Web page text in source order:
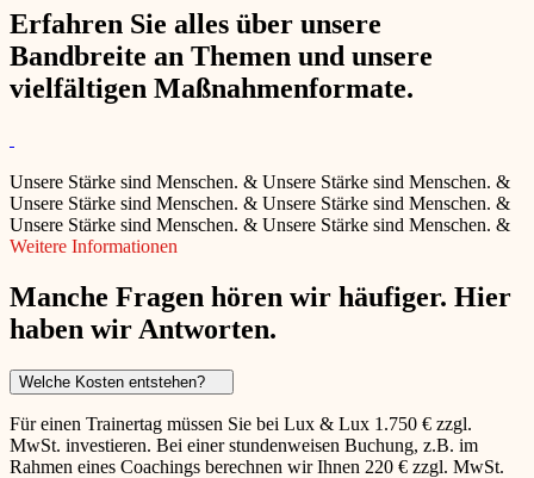
Erfahren Sie alles über unsere
Bandbreite an Themen und unsere
vielfältigen Maßnahmenformate.
Unsere Stärke sind Menschen. & Unsere Stärke sind Menschen. &
Unsere Stärke sind Menschen. & Unsere Stärke sind Menschen. &
Unsere Stärke sind Menschen. & Unsere Stärke sind Menschen. &
Weitere Informationen
Manche Fragen hören wir häufiger. Hier
haben wir Antworten.
Welche Kosten entstehen?
Für einen Trainertag müssen Sie bei Lux & Lux 1.750 € zzgl.
MwSt. investieren. Bei einer stundenweisen Buchung, z.B. im
Rahmen eines Coachings berechnen wir Ihnen 220 € zzgl. MwSt.